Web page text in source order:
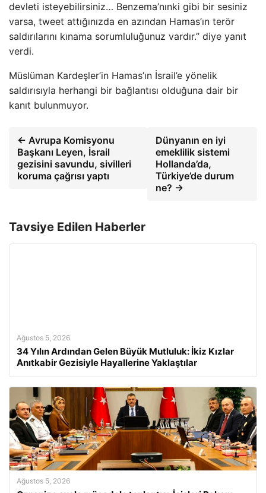
devleti isteyebilirsiniz… Benzema’nınki gibi bir sesiniz
varsa, tweet attığınızda en azından Hamas’ın terör
saldırılarını kınama sorumluluğunuz vardır.” diye yanıt
verdi.
Müslüman Kardeşler’in Hamas’ın İsrail’e yönelik
saldırısıyla herhangi bir bağlantısı olduğuna dair bir
kanıt bulunmuyor.
← Avrupa Komisyonu
Başkanı Leyen, İsrail
gezisini savundu, sivilleri
koruma çağrısı yaptı
Dünyanın en iyi
emeklilik sistemi
Hollanda’da,
Türkiye’de durum
ne? →
Tavsiye Edilen Haberler
Ağustos 5, 2026
34 Yılın Ardından Gelen Büyük Mutluluk: İkiz Kızlar
Anıtkabir Gezisiyle Hayallerine Yaklaştılar
Ağustos 5, 2026